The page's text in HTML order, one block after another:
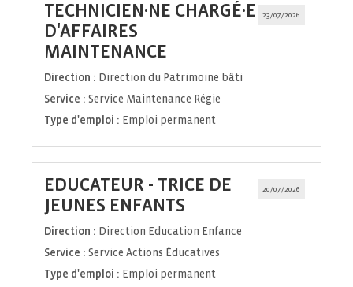
23/07/2026
TECHNICIEN·NE CHARGÉ·E
D'AFFAIRES
MAINTENANCE
fenêtre)
Direction : Direction du Patrimoine bâti
Service : Service Maintenance Régie
Type d'emploi : Emploi permanent
20/07/2026
EDUCATEUR - TRICE DE
JEUNES ENFANTS
fenêtre)
Direction : Direction Education Enfance
Service : Service Actions Éducatives
Type d'emploi : Emploi permanent